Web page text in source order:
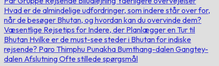
Hvad er de almindelige udfordringer, som indere står over for,
når de besøger Bhutan, og hvordan kan du overvinde dem?
Væsentlige Rejsetips for Indere, der Planlægger en Tur til
Bhutan Hvilke er de must-see steder i Bhutan for indiske
rejsende? Paro Thimphu Punakha Bumthang-dalenGangtey-
dalen AfslutningOfte stillede spørgsmål